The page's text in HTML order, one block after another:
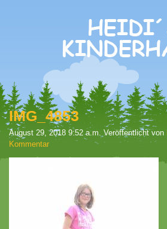
IMG_4853
August 29, 2018 9:52 a.m. Veröffentlicht von
Kommentar